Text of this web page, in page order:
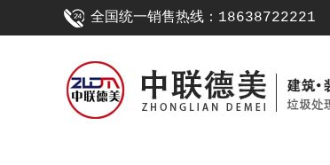
全国统一销售热线：18638722221